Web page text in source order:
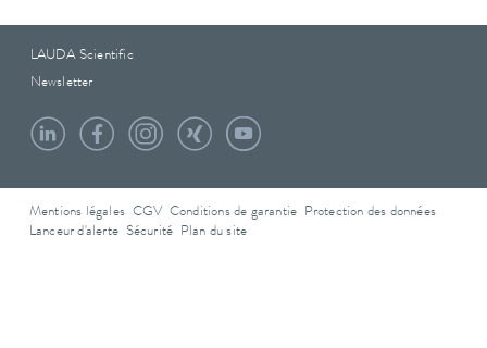
LAUDA Scientific
Newsletter
Mentions légales CGV Conditions de garantie
Protection des données
Lanceur d'alerte Sécurité Plan du site